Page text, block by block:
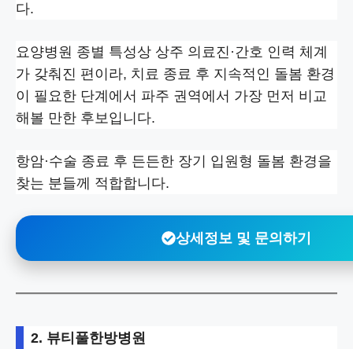
다.
요양병원 종별 특성상 상주 의료진·간호 인력 체계
가 갖춰진 편이라, 치료 종료 후 지속적인 돌봄 환경
이 필요한 단계에서 파주 권역에서 가장 먼저 비교
해볼 만한 후보입니다.
항암·수술 종료 후 든든한 장기 입원형 돌봄 환경을
찾는 분들께 적합합니다.
상세정보 및 문의하기
2. 뷰티풀한방병원